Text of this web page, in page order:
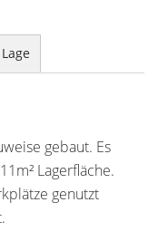
Lage
gebaut. Es
Lagerfläche.
genutzt